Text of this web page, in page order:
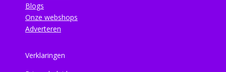
Blogs
Onze webshops
Adverteren
Verklaringen